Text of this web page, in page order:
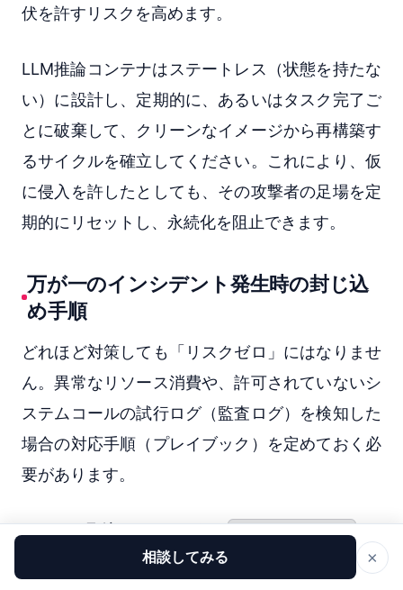
伏を許すリスクを高めます。
LLM推論コンテナはステートレス（状態を持たな
い）に設計し、定期的に、あるいはタスク完了ご
とに破棄して、クリーンなイメージから再構築す
るサイクルを確立してください。これにより、仮
に侵入を許したとしても、その攻撃者の足場を定
期的にリセットし、永続化を阻止できます。
万が一のインシデント発生時の封じ込
め手順
どれほど対策しても「リスクゼロ」にはなりませ
ん。異常なリソース消費や、許可されていないシ
ステムコールの試行ログ（監査ログ）を検知した
場合の対応手順（プレイブック）を定めておく必
要があります。
Docker環境であれば、 docker pause や
によって即座にプロセスを凍
相談してみる ×